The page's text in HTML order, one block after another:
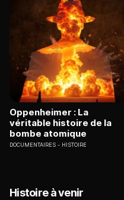
Oppenheimer : La
véritable histoire de la
bombe atomique
DOCUMENTAIRES HISTOIRE
Histoire à venir